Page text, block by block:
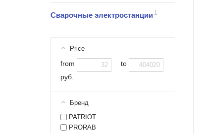
Сварочные электростанции 1
Price
from
to
руб.
Бренд
PATRIOT
PRORAB